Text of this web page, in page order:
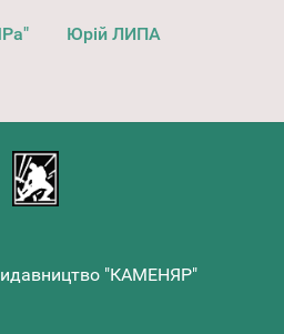
Юрій ЛИПА
"КАМЕНЯР"